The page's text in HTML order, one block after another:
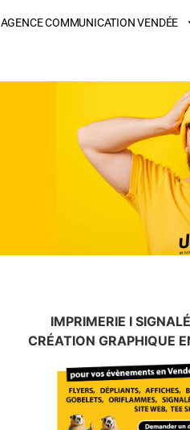
AGENCE COMMUNICATION VENDÉE
IMPRIMERIE I
CRÉATION GRAPHIQUE